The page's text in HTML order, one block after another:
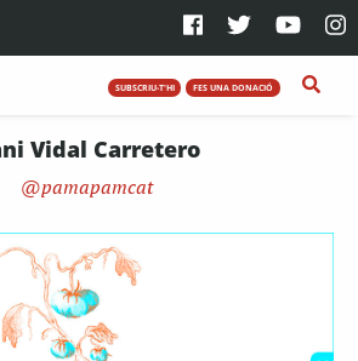
SUBSCRIU-T'HI FES UNA DONACIÓ
Vidal Carretero
pamapamcat